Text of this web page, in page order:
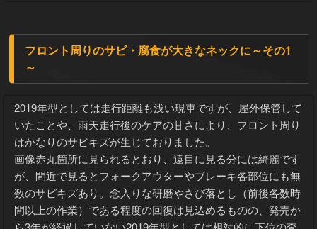
フロント周りのサビ・腐食が大きなネックに～その1
2019年型としては走行距離も浅い現車ですが、屋外保管して
いたことや、雨天走行後のケアの甘さにより、フロント周り
はかなりのサビキズが生じておりました。
画像赤丸箇所に見られるとおり、遠目に見る分には綺麗です
が、間近で見るとフォークアウターやブレーキ各部位にも無
数のサビキズあり。念入りな研磨やさび落とし（前後各数時
間以上の作業）である程度の回復は見込めるものの、発売か